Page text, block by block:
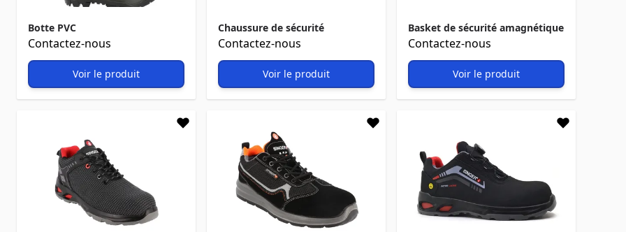
Botte PVC
Contactez-nous
Voir le produit
Chaussure de sécurité
Contactez-nous
Voir le produit
Basket de sécurité amagnétique
Contactez-nous
Voir le produit